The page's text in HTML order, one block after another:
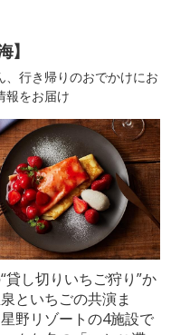
】
行き帰りのおでかけにお
報をお届け
貸し切りいちご狩り”か
といちごの共演ま
野リゾートの4施設で